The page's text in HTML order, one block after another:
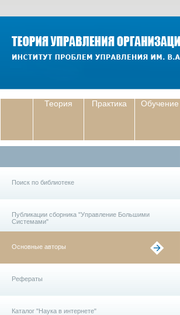
Теория Практика Обучение
Поиск по библиотеке
Публикации сборника "Управление Большими
Системами"
Основные авторы
Рефераты
Каталог "Наука в интернете"